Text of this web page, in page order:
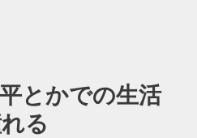
とかでの生活
る